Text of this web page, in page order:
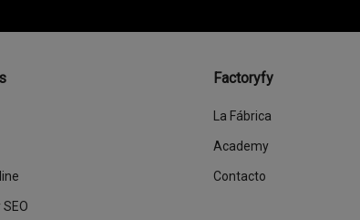
Factoryfy
La Fábrica
Academy
Contacto